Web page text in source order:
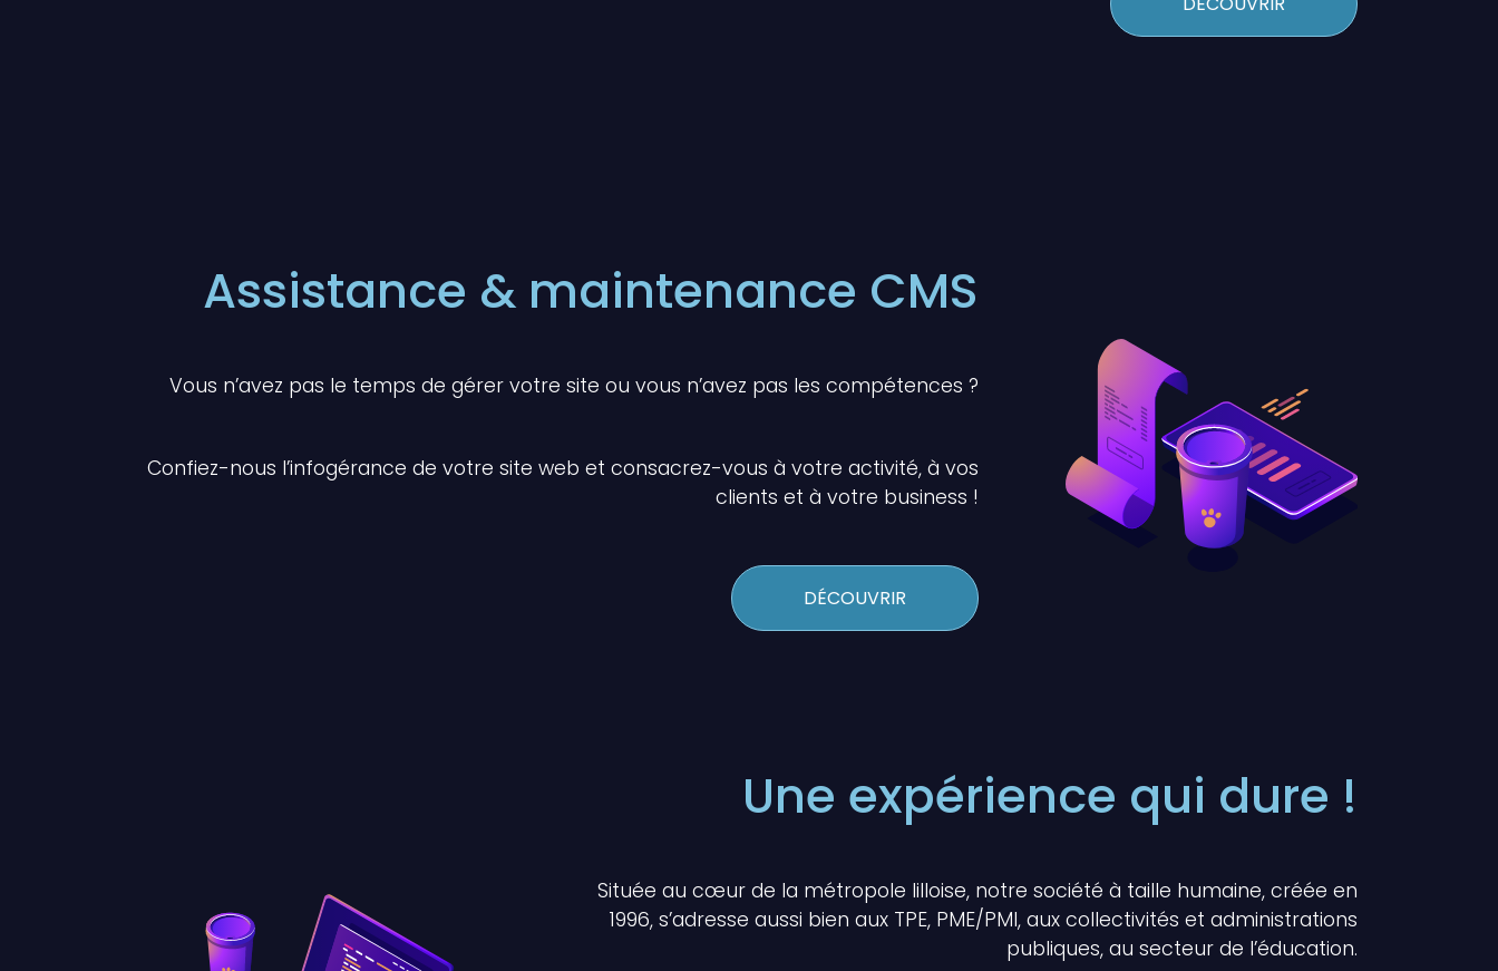
Assistance & maintenance CMS
Vous n’avez pas le temps de gérer votre site ou vous n’avez pas les compétences ?
Confiez-nous l’infogérance de votre site web et consacrez-vous à votre activité, à vos
clients et à votre business !
DÉCOUVRIR
Une expérience qui dure !
Située au cœur de la métropole lilloise, notre société à taille humaine, créée en
1996, s’adresse aussi bien aux TPE, PME/PMI, aux collectivités et administrations
publiques, au secteur de l’éducation.